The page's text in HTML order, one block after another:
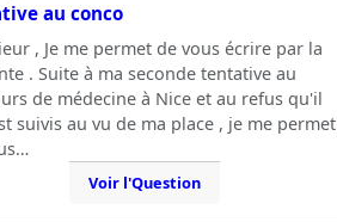
au conco
, Je me permet de vous écrire par la
. Suite à ma seconde tentative au
de médecine à Nice et au refus qu'il
suivis au vu de ma place , je me permet
Voir l'Question